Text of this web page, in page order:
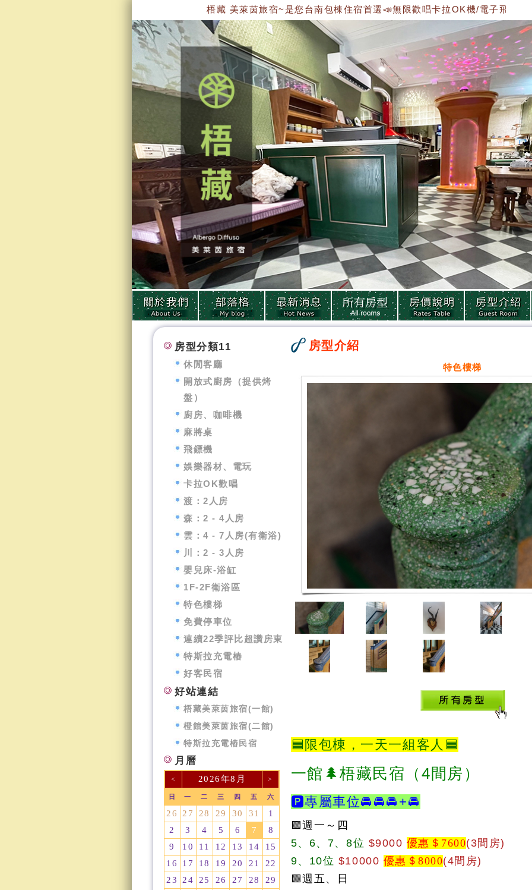
梧藏 美萊茵旅宿~是您台南包棟住宿首選📣無限歡唱卡拉OK機/電子飛鏢機/雙
房型介紹
特色樓梯
🟦 限包棟，一天一組客人🟦
一館🌲梧藏民宿（4間房）
🅿️專屬車位🚘🚘🚘 +🚘
🟩週一～四
5、6、7、8位 $9000 優惠＄7600(3間房)
9、10位 $10000 優惠＄8000(4間房)
🟩週五、日
房型分類11
休閒客廳
開放式廚房（提供烤
盤）
廚房、咖啡機
麻將桌
飛鏢機
娛樂器材、電玩
卡拉OK歡唱
渡：2人房
森：2 - 4人房
雲：4 - 7人房(有衛浴)
川：2 - 3人房
嬰兒床-浴缸
1F-2F衛浴區
特色樓梯
免費停車位
連續22季評比超讚房東
特斯拉充電樁
好客民宿
好站連結
梧藏美萊茵旅宿(一館)
橙館美萊茵旅宿(二館)
特斯拉充電樁民宿
月曆
< 2026年8月 >
日 一 二 三 四 五 六
26 27 28 29 30 31
1
2
3 4 5 6 7
8
9
10 11 12 13 14
15
16
17 18 19 20 21
22
23
24 25 26 27 28
29